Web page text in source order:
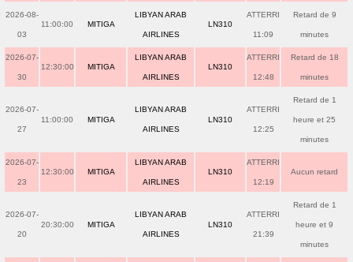
2026-08-
03
11:00:00 MITIGA
LIBYAN ARAB
AIRLINES
LN310
ATTERRI
11:09
Retard de 9
minutes
2026-07-
30
12:30:00 MITIGA
LIBYAN ARAB
AIRLINES
LN310
ATTERRI
12:48
Retard de 18
minutes
2026-07-
27
11:00:00 MITIGA
LIBYAN ARAB
AIRLINES
LN310
ATTERRI
12:25
Retard de 1
heure et 25
minutes
2026-07-
23
12:30:00 MITIGA
LIBYAN ARAB
AIRLINES
LN310
ATTERRI
12:19
Aucun retard
2026-07-
20
20:30:00 MITIGA
LIBYAN ARAB
AIRLINES
LN310
ATTERRI
21:39
Retard de 1
heure et 9
minutes